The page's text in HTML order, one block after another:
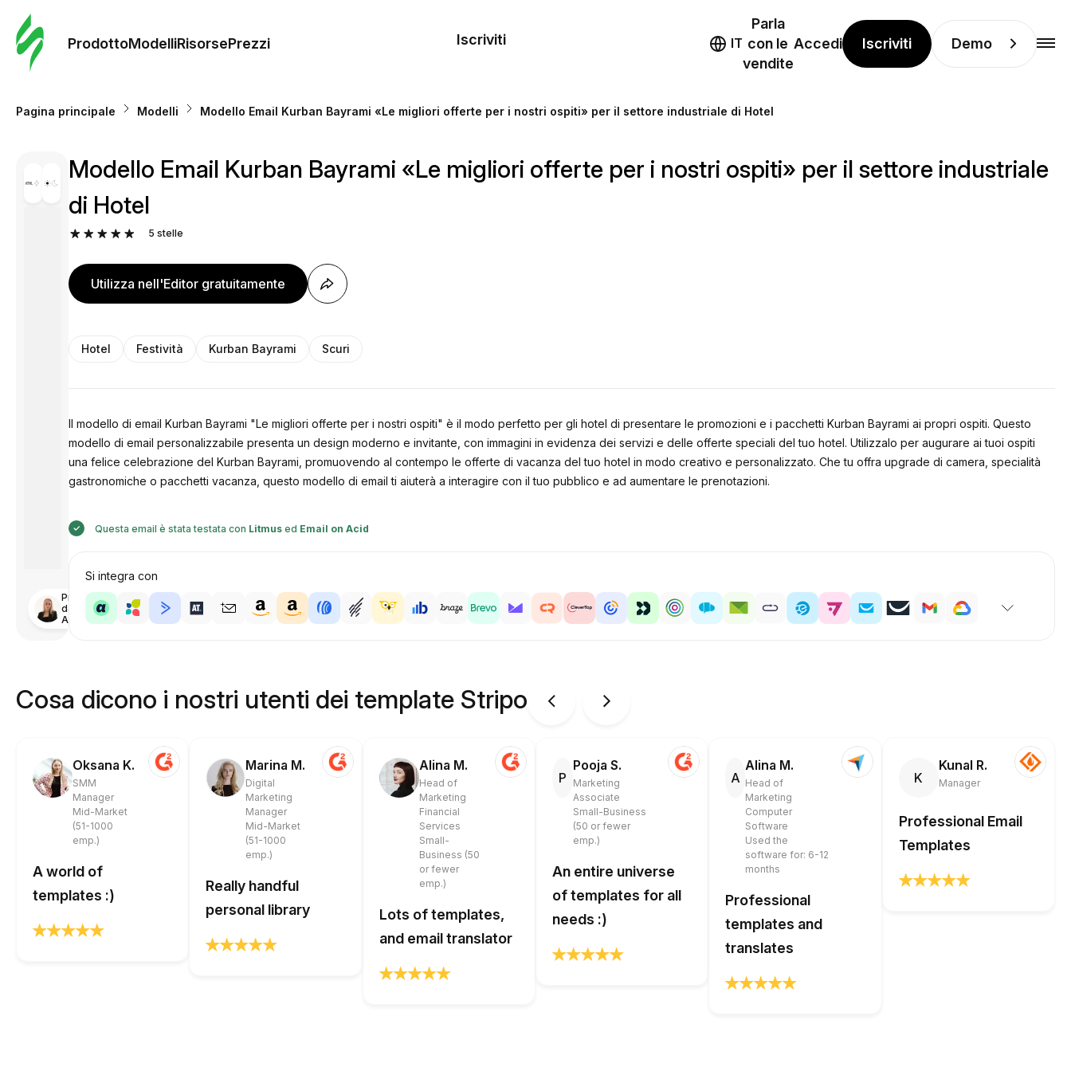
ProdottoModelliRisorsePrezzi Iscriviti IT
Parla
con le
vendite
Accedi Iscriviti Demo
Pagina principale Modelli Modello Email Kurban Bayrami «Le migliori offerte per i nostri ospiti» per il settore industriale di Hotel
Progettato
da
Anastasiia
Modello Email Kurban Bayrami «Le migliori offerte per i nostri ospiti» per il settore industriale
di Hotel
5 stelle
Utilizza nell'Editor gratuitamente
Hotel Festività Kurban Bayrami Scuri
Il modello di email Kurban Bayrami "Le migliori offerte per i nostri ospiti" è il modo perfetto per gli hotel di presentare le promozioni e i pacchetti Kurban Bayrami ai propri ospiti. Questo
modello di email personalizzabile presenta un design moderno e invitante, con immagini in evidenza dei servizi e delle offerte speciali del tuo hotel. Utilizzalo per augurare ai tuoi ospiti
una felice celebrazione del Kurban Bayrami, promuovendo al contempo le offerte di vacanza del tuo hotel in modo creativo e personalizzato. Che tu offra upgrade di camera, specialità
gastronomiche o pacchetti vacanza, questo modello di email ti aiuterà a interagire con il tuo pubblico e ad aumentare le prenotazioni.
Questa email è stata testata con Litmused Email on Acid
Si integra con
Cosa dicono i nostri utenti dei template Stripo
Oksana K.
SMM
Manager
Mid-Market
(51-1000
emp.)
A world of
templates :)
Marina M.
Digital
Marketing
Manager
Mid-Market
(51-1000
emp.)
Really handful
personal library
Alina M.
Head of
Marketing
Financial
Services
Small-
Business (50
or fewer
emp.)
Lots of templates,
and email translator
P
Pooja S.
Marketing
Associate
Small-Business
(50 or fewer
emp.)
An entire universe
of templates for all
needs :)
A
Alina M.
Head of
Marketing
Computer
Software
Used the
software for: 6-12
months
Professional
templates and
translates
K
Kunal R.
Manager
Professional Email
Templates